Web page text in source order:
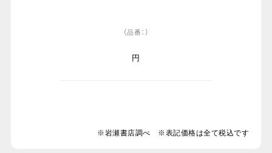
（品番：）
円
※岩瀬書店調べ ※表記価格は全て税込です